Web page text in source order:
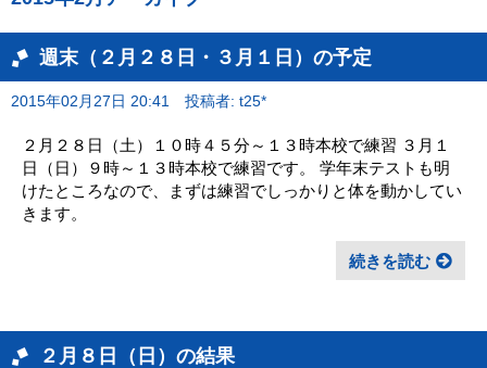
週末（２月２８日・３月１日）の予定
2015年02月27日 20:41 投稿者: t25*
２月２８日（土）１０時４５分～１３時本校で練習 ３月１
日（日）９時～１３時本校で練習です。 学年末テストも明
けたところなので、まずは練習でしっかりと体を動かしてい
きます。
続きを読む
２月８日（日）の結果